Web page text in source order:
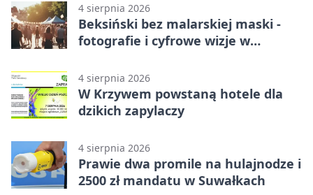
4 sierpnia 2026
Beksiński bez malarskiej maski -
fotografie i cyfrowe wizje w
4 sierpnia 2026
W Krzywem powstaną hotele dla
dzikich zapylaczy
4 sierpnia 2026
Prawie dwa promile na hulajnodze i
2500 zł mandatu w Suwałkach